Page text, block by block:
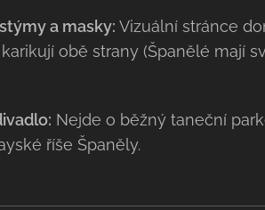
a masky: Vizuální stránce
obě strany (Španělé mají
Nejde o běžný taneční
říše Španěly.